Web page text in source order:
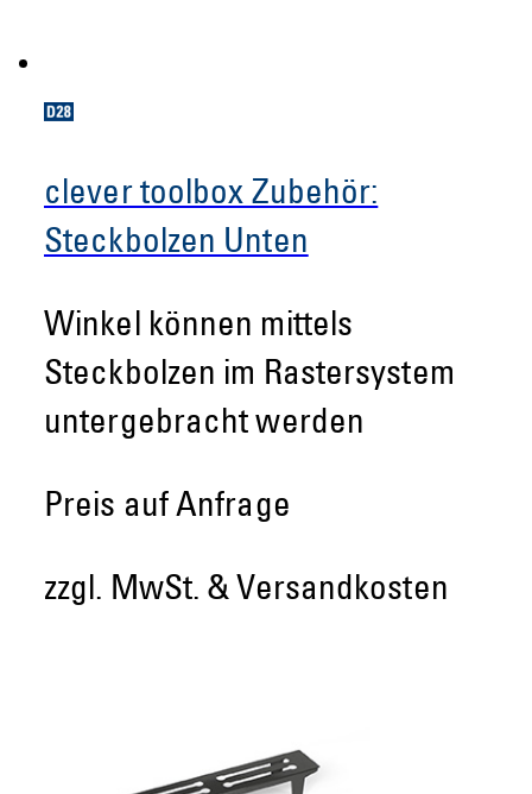
clever toolbox Zubehör:
Steckbolzen Unten
Winkel können mittels
Steckbolzen im Rastersystem
untergebracht werden
Preis auf Anfrage
zzgl. MwSt. & Versandkosten